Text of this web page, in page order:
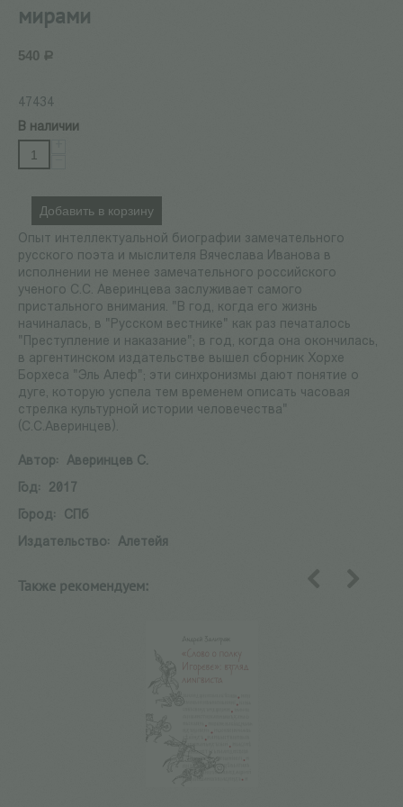
мирами
540 Р
47434
В наличии
Добавить в корзину
Опыт интеллектуальной биографии замечательного
русского поэта и мыслителя Вячеслава Иванова в
исполнении не менее замечательного российского
ученого С.С. Аверинцева заслуживает самого
пристального внимания. "В год, когда его жизнь
начиналась, в "Русском вестнике" как раз печаталось
"Преступление и наказание"; в год, когда она окончилась,
в аргентинском издательстве вышел сборник Хорхе
Борхеса "Эль Алеф"; эти синхронизмы дают понятие о
дуге, которую успела тем временем описать часовая
стрелка культурной истории человечества"
(С.С.Аверинцев).
Автор:
Аверинцев С.
Год:
2017
Город:
СПб
Издательство:
Алетейя
Также рекомендуем: